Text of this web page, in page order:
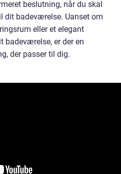
beslutning, når du skal
dit badeværelse. Uanset om
eller et elegant
badeværelse, er der en
der passer til dig.